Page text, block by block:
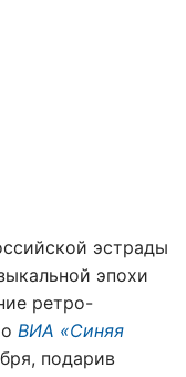
эстрады
эпохи
ретро-
ВИА «Синяя
подарив